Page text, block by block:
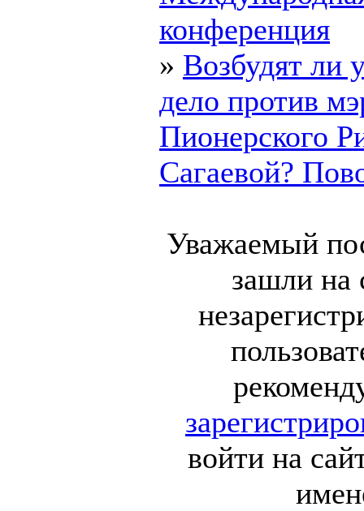
конференция
» Возбудят ли
дело против
Пионерского
Сагаевой?
Уважаемый
зашли на
войти на